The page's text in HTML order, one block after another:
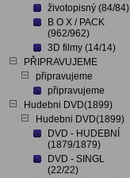
životopisný (84/84)
B O X / PACK
(962/962)
3D filmy (14/14)
PŘIPRAVUJEME
připravujeme
připravujeme
Hudebni DVD(1899)
Hudebni DVD(1899)
DVD - HUDEBNÍ
(1879/1879)
DVD - SINGL
(22/22)